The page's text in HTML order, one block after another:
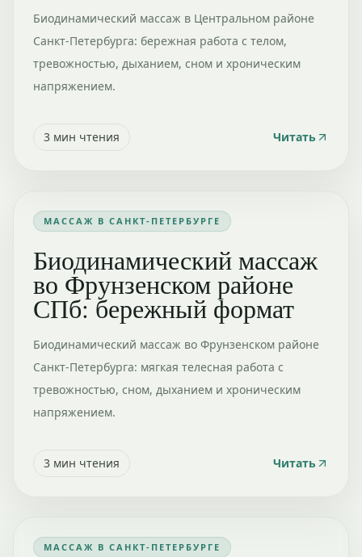
Биодинамический массаж в Центральном районе
Санкт-Петербурга: бережная работа с телом,
тревожностью, дыханием, сном и хроническим
напряжением.
3 мин чтения Читать
МАССАЖ В САНКТ-ПЕТЕРБУРГЕ
Биодинамический массаж
во Фрунзенском районе
СПб: бережный формат
Биодинамический массаж во Фрунзенском районе
Санкт-Петербурга: мягкая телесная работа с
тревожностью, сном, дыханием и хроническим
напряжением.
3 мин чтения Читать
МАССАЖ В САНКТ-ПЕТЕРБУРГЕ